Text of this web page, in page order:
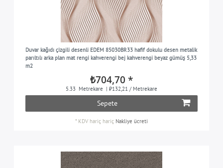
Duvar kağıdı çizgili desenli EDEM 85030BR33 hafif dokulu desen metalik
parıltılı arka plan mat rengi kahverengi bej kahverengi beyaz gümüş 5,33
m2
₺704,70 *
5.33 Metrekare | ₺132,21 / Metrekare
Sepete
* KDV hariç hariç Nakliye ücreti